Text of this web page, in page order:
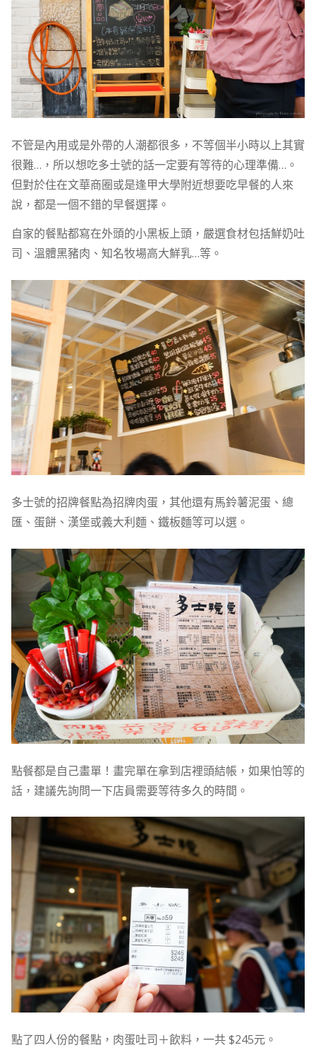
不管是內用或是外帶的人潮都很多，不等個半小時以上其實
很難…，所以想吃多士號的話一定要有等待的心理準備…。
但對於住在文華商圈或是逢甲大學附近想要吃早餐的人來
說，都是一個不錯的早餐選擇。
自家的餐點都寫在外頭的小黑板上頭，嚴選食材包括鮮奶吐
司、溫體黑豬肉、知名牧場高大鮮乳…等。
多士號的招牌餐點為招牌肉蛋，其他還有馬鈴薯泥蛋、總
匯、蛋餅、漢堡或義大利麵、鐵板麵等可以選。
點餐都是自己畫單！畫完單在拿到店裡頭結帳，如果怕等的
話，建議先詢問一下店員需要等待多久的時間。
點了四人份的餐點，肉蛋吐司＋飲料，一共 $245元。